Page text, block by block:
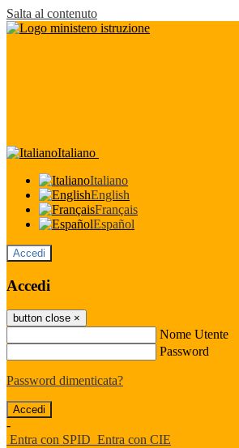
Salta al contenuto
Italiano
Italiano
English
Français
Español
Accedi
Accedi
button close ×
Nome Utente
Password
Password dimenticata?
-
Entra con SPID Entra con CIE